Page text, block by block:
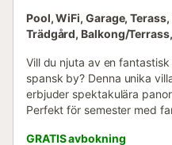
Pool, WiFi, Garage,
Trädgård, Balkong/
Vill du njuta av en
spansk by? Denna unika
erbjuder spektakulära
Perfekt för semester med
du njuta av det riktiga
GRATIS avbokning